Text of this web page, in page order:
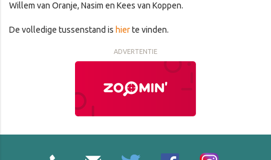
Willem van Oranje, Nasim en Kees van Koppen.
De volledige tussenstand is hierte vinden.
ADVERTENTIE